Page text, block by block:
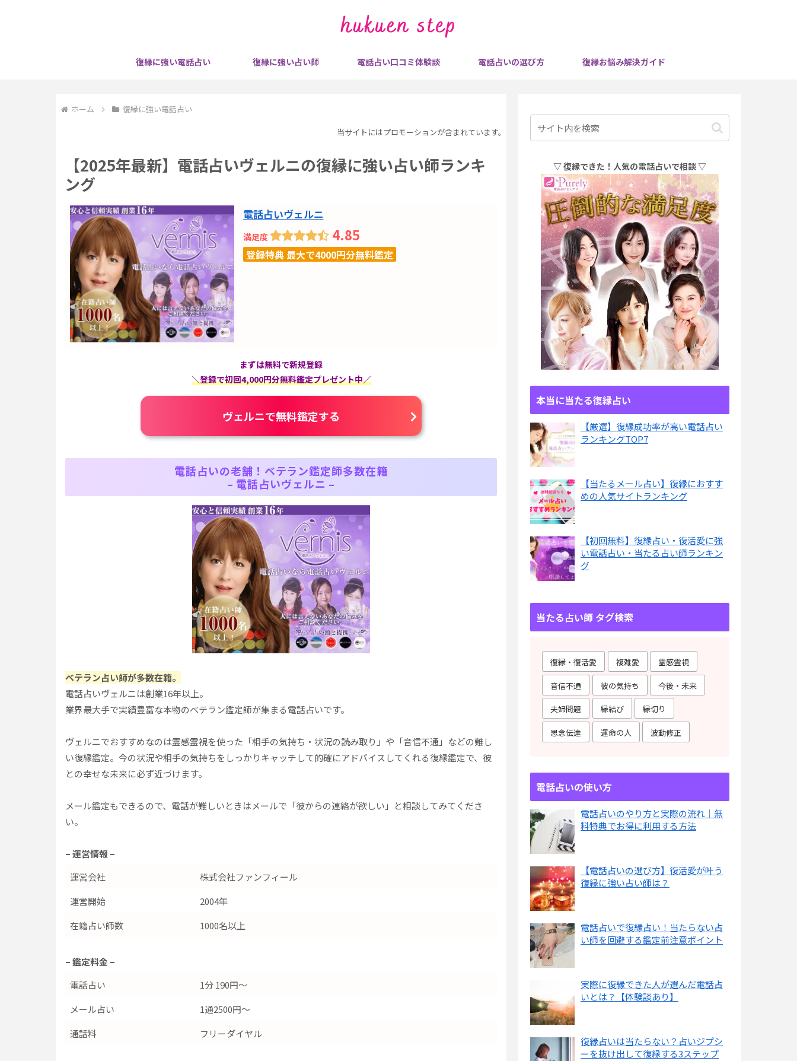
復縁に強い電話占い 復縁に強い占い師 電話占い口コミ体験談 電話占いの選び方 復縁お悩み解決ガイド
ホーム 復縁に強い電話占い
当サイトにはプロモーションが含まれています。
【2025年最新】電話占いヴェルニの復縁に強い占い師ランキ
ング
電話占いヴェルニ
満足度 4.85
登録特典 最大で4000円分無料鑑定
まずは無料で新規登録
＼登録で初回4,000円分無料鑑定プレゼント中／
ヴェルニで無料鑑定する
電話占いの老舗！ベテラン鑑定師多数在籍
– 電話占いヴェルニ –
ベテラン占い師が多数在籍。
電話占いヴェルニは創業16年以上。
業界最大手で実績豊富な本物のベテラン鑑定師が集まる電話占いです。
ヴェルニでおすすめなのは霊感霊視を使った「相手の気持ち・状況の読み取り」や「音信不通」などの難し
い復縁鑑定。今の状況や相手の気持ちをしっかりキャッチして的確にアドバイスしてくれる復縁鑑定で、彼
との幸せな未来に必ず近づけます。
メール鑑定もできるので、電話が難しいときはメールで「彼からの連絡が欲しい」と相談してみてくださ
い。
– 運営情報 –
運営会社
株式会社ファンフィール
運営開始
2004年
在籍占い師数
1000名以上
– 鑑定料金 –
電話占い
1分 190円～
メール占い
1通2500円～
通話料
フリーダイヤル
▽ 復縁できた！人気の電話占いで相談 ▽
本当に当たる復縁占い
【厳選】復縁成功率が高い電話占い
ランキングTOP7
【当たるメール占い】復縁におすす
めの人気サイトランキング
【初回無料】復縁占い・復活愛に強
い電話占い・当たる占い師ランキン
グ
当たる占い師 タグ検索
復縁・復活愛 複雑愛 霊感霊視
音信不通 彼の気持ち 今後・未来
夫婦問題 縁結び 縁切り
思念伝達 運命の人 波動修正
電話占いの使い方
電話占いのやり方と実際の流れ｜無
料特典でお得に利用する方法
【電話占いの選び方】復活愛が叶う
復縁に強い占い師は？
電話占いで復縁占い！当たらない占
い師を回避する鑑定前注意ポイント
実際に復縁できた人が選んだ電話占
いとは？【体験談あり】
復縁占いは当たらない？占いジプシ
ーを抜け出して復縁する3ステップ